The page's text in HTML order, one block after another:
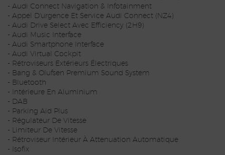
- Audi Connect Navigation & Infotainment
- Appel D'urgence Et Service Audi Connect (NZ4)
- Audi Drive Select Avec Efficiency (2H9)
- Audi Music Interface
- Audi Smartphone Interface
- Audi Virtual Cockpit
- Rétroviseurs Extérieurs Électriques
- Bang & Olufsen Premium Sound System
- Bluetooth
- Intérieure En Aluminium
- DAB
- Parking Aid Plus
- Régulateur De Vitesse
- Limiteur De Vitesse
- Rétroviseur Intérieur À Attenuation Automatique
- Isofix